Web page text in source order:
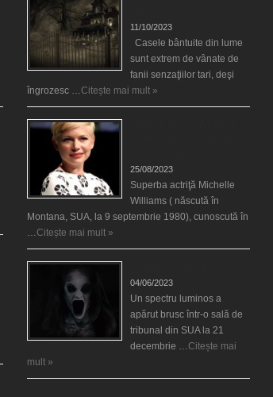
11/10/2023
Casele bântuite din lume
sunt extrem de vânate de
fanii senzaţiilor tari, deşi
îngrozesc …Citește mai mult »
25/08/2023
Superba actriţă Michelle
Williams ( născută în
Montana, SUA, la 9 septembrie 1980), cunoscută în
…Citește mai mult »
04/06/2023
Un spectru luminos a
apărut brusc într-o sală de
tribunal din SUA la 21
decembrie …Citește mai
mult »